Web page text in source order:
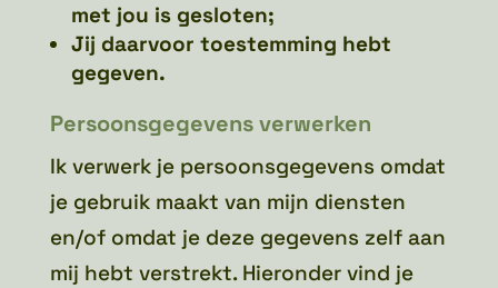
met jou is gesloten;
Jij daarvoor toestemming hebt
gegeven.
Persoonsgegevens verwerken
Ik verwerk je persoonsgegevens omdat
je gebruik maakt van mijn diensten
en/of omdat je deze gegevens zelf aan
mij hebt verstrekt. Hieronder vind je